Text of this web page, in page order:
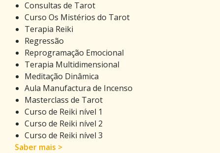
Consultas de Tarot
Curso Os Mistérios do Tarot
Terapia Reiki
Regressão
Reprogramação Emocional
Terapia Multidimensional
Meditação Dinâmica
Aula Manufactura de Incenso
Masterclass de Tarot
Curso de Reiki nível 1
Curso de Reiki nível 2
Curso de Reiki nível 3
Saber mais >